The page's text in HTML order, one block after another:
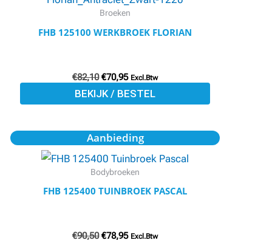
Broeken
FHB 125100 WERKBROEK FLORIAN
€82,10 €70,95 Excl.Btw
BEKIJK / BESTEL
meerdere
variaties.
kan
gekozen
op
de
productpagina
Aanbieding
Bodybroeken
FHB 125400 TUINBROEK PASCAL
€90,50
Oorspronkelijke
prijs
was:
€90,50.
€78,95
Huidige
prijs
is:
€78,95.
Excl.Btw
Dit
heeft
meerdere
optie